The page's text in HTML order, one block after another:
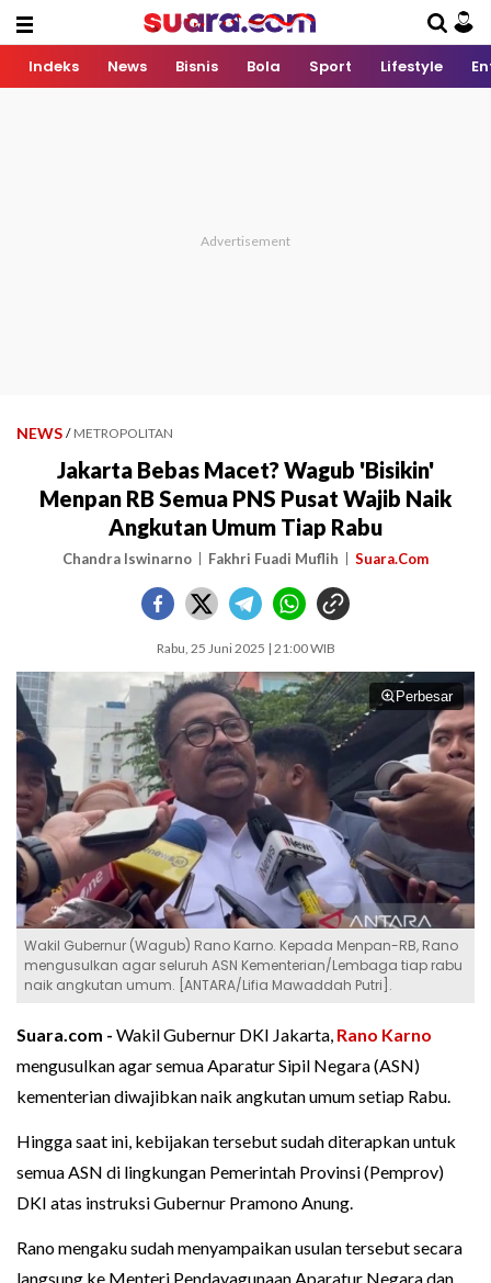
Indeks News Bisnis Bola Sport Lifestyle
NEWS / METROPOLITAN
Jakarta Bebas Macet? Wagub 'Bisikin'
Menpan RB Semua PNS Pusat Wajib Naik
Angkutan Umum Tiap Rabu
Chandra Iswinarno Fakhri Fuadi Muflih Suara.Com
Rabu, 25 Juni 2025 | 21:00 WIB
Perbesar
Wakil Gubernur (Wagub) Rano Karno. Kepada Menpan-RB, Rano
mengusulkan agar seluruh ASN Kementerian/Lembaga tiap rabu
naik angkutan umum. [ANTARA/Lifia Mawaddah Putri].
Suara.com - Wakil Gubernur DKI Jakarta, Rano Karno
mengusulkan agar semua Aparatur Sipil Negara (ASN)
kementerian diwajibkan naik angkutan umum setiap Rabu.
Hingga saat ini, kebijakan tersebut sudah diterapkan untuk
semua ASN di lingkungan Pemerintah Provinsi (Pemprov)
DKI atas instruksi Gubernur Pramono Anung.
Rano mengaku sudah menyampaikan usulan tersebut secara
langsung ke Menteri Pendayagunaan Aparatur Negara dan